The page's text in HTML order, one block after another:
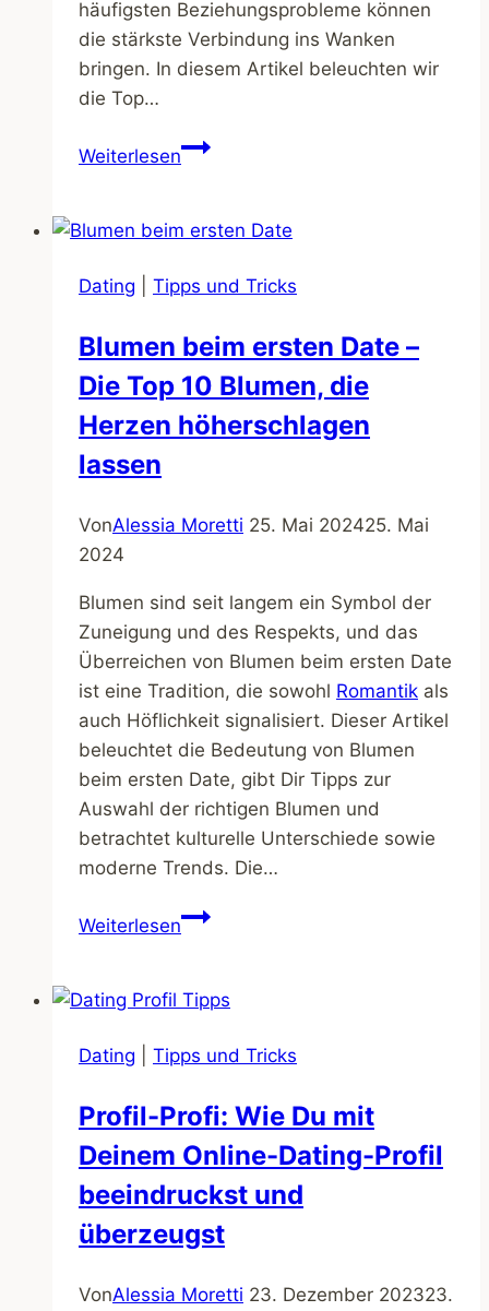
häufigsten Beziehungsprobleme können
die stärkste Verbindung ins Wanken
bringen. In diesem Artikel beleuchten wir
die Top…
WeiterlesenDie
Beziehungsprobleme
wie
sie
überwindet
Dating Tipps und Tricks
Blumen beim ersten Date –
Die Top 10 Blumen, die
Herzen höherschlagen
lassen
VonAlessia Moretti 25. Mai 202425. Mai
2024
Blumen sind seit langem ein Symbol der
Zuneigung und des Respekts, und das
Überreichen von Blumen beim ersten Date
ist eine Tradition, die sowohl Romantik als
auch Höflichkeit signalisiert. Dieser Artikel
beleuchtet die Bedeutung von Blumen
beim ersten Date, gibt Dir Tipps zur
Auswahl der richtigen Blumen und
betrachtet kulturelle Unterschiede sowie
moderne Trends. Die…
WeiterlesenBlumen
Date
Die
10
Blumen,
Herzen
höherschlagen
Dating Tipps und Tricks
Profil-Profi: Wie Du mit
Deinem Online-Dating-Profil
beeindruckst und
überzeugst
VonAlessia Moretti 23. Dezember 202323.